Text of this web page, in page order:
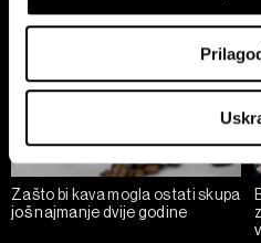
Collect information
Identify your device
specific characteristics
Find out more about how
and set your preferences in
Zajednički voditelji obrade su
Zašto bi kava mogla ostati skupa
još najmanje dvije godine